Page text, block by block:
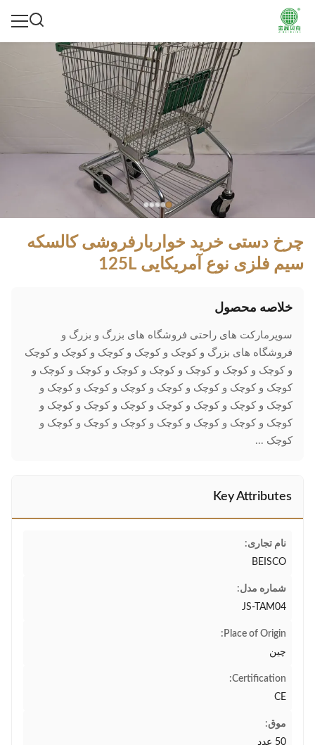
چرخ دستی خرید خواربارفروشی کالسکه
سیم فلزی نوع آمریکایی 125L
خلاصه محصول
سوپرمارکت های راحتی فروشگاه های بزرگ و بزرگ و
فروشگاه های بزرگ و کوچک و کوچک و کوچک و کوچک و کوچک
و کوچک و کوچک و کوچک و کوچک و کوچک و کوچک و کوچک و
کوچک و کوچک و کوچک و کوچک و کوچک و کوچک و کوچک و
کوچک و کوچک و کوچک و کوچک و کوچک و کوچک و کوچک و
کوچک و کوچک و کوچک و کوچک و کوچک و کوچک و کوچک و
کوچک ...
Key Attributes
نام تجاری:
BEISCO
شماره مدل:
JS-TAM04
Place of Origin:
چین
Certification:
CE
موق:
50 عدد